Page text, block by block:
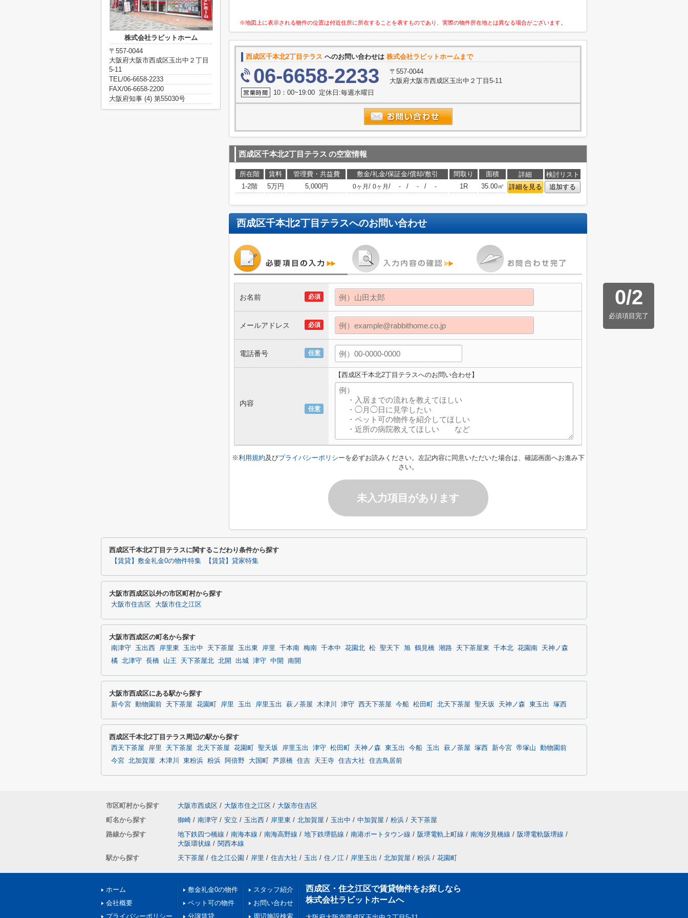
※地図上に表示される物件の位置は付近住所に所在することを表すものであり、実際の物件所在地とは異なる場合がございます。
西成区千本北2丁目テラス へのお問い合わせは 株式会社ラビットホームまで
06-6658-2233
〒557-0044
大阪府大阪市西成区玉出中２丁目5-11
10：00~19:00 定休日:毎週水曜日
西成区千本北2丁目テラス の空室情報
所在階 賃料 管理費・共益費 敷金/礼金/保証金/償却/敷引 間取り 面積 詳細
検討リスト
1-2階
5万円 5,000円 0ヶ月 / 0ヶ月 / - / - / - 1R 35.00㎡ 詳細を見る 追加する
西成区千本北2丁目テラスへのお問い合わせ
0/2
必須項目完了
必須
お名前
必須
メールアドレス
任意
電話番号
任意
内容
【西成区千本北2丁目テラスへのお問い合わせ】
※利用規約及びプライバシーポリシーを必ずお読みください。左記内容に同意いただいた場合は、確認画面へお進み下
さい。
未入力項目があります
株式会社ラビットホーム
〒557-0044
大阪府大阪市西成区玉出中２丁目
5-11
TEL/06-6658-2233
FAX/06-6658-2200
大阪府知事 (4) 第55030号
西成区千本北2丁目テラスに関するこだわり条件から探す
【賃貸】敷金礼金0の物件特集 【賃貸】貸家特集
大阪市西成区以外の市区町村から探す
大阪市住吉区 大阪市住之江区
大阪市西成区の町名から探す
南津守 玉出西 岸里東 玉出中 天下茶屋 玉出東 岸里 千本南 梅南 千本中 花園北 松 聖天下 旭 鶴見橋 潮路 天下茶屋東 千本北 花園南
天神ノ森
橘 北津守 長橋 山王 天下茶屋北 北開 出城 津守 中開 南開
大阪市西成区にある駅から探す
新今宮 動物園前 天下茶屋 花園町 岸里 玉出 岸里玉出 萩ノ茶屋 木津川 津守 西天下茶屋 今船 松田町 北天下茶屋 聖天坂 天神ノ森 東玉出 塚西
西成区千本北2丁目テラス周辺の駅から探す
西天下茶屋 岸里 天下茶屋 北天下茶屋 花園町 聖天坂 岸里玉出 津守 松田町 天神ノ森 東玉出 今船 玉出 萩ノ茶屋 塚西 新今宮 帝塚山
動物園前
今宮 北加賀屋 木津川 東粉浜 粉浜 阿倍野 大国町 芦原橋 住吉 天王寺 住吉大社 住吉鳥居前
市区町村から探す 大阪市西成区 / 大阪市住之江区 / 大阪市住吉区
町名から探す
御崎 / 南津守 / 安立 / 玉出西 / 岸里東 / 北加賀屋 / 玉出中 / 中加賀屋 / 粉浜 / 天下茶屋
路線から探す
地下鉄四つ橋線 / 南海本線 / 南海高野線 / 地下鉄堺筋線 / 南港ポートタウン線 / 阪堺電軌上町線 / 南海汐見橋線 / 阪堺電軌阪堺線 /
大阪環状線 / 関西本線
駅から探す
天下茶屋 / 住之江公園 / 岸里 / 住吉大社 / 玉出 / 住ノ江 / 岸里玉出 / 北加賀屋 / 粉浜 / 花園町
ホーム
会社概要
プライバシーポリシー
敷金礼金0の物件
ペット可の物件
分譲賃貸
スタッフ紹介
お問い合わせ
周辺施設検索
西成区・住之江区で賃貸物件をお探しなら
株式会社ラビットホームへ